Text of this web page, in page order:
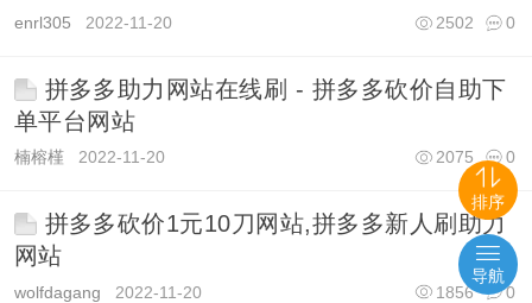
enrl305 2022-11-20 0
2502
拼多多助力网站在线刷 - 拼多多砍价自助下
单平台网站
楠榕槿2022-11-20 0
2075
拼多多砍价1元10刀网站,拼多多新人刷助力
网站
wolfdagang 2022-11-20 0
1856
排序
导航